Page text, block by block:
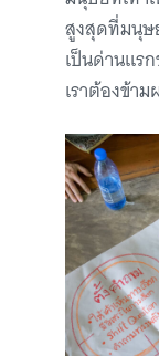
สูงสุดที่มนุษ
เป็นด่านแร
เราต้องข้า